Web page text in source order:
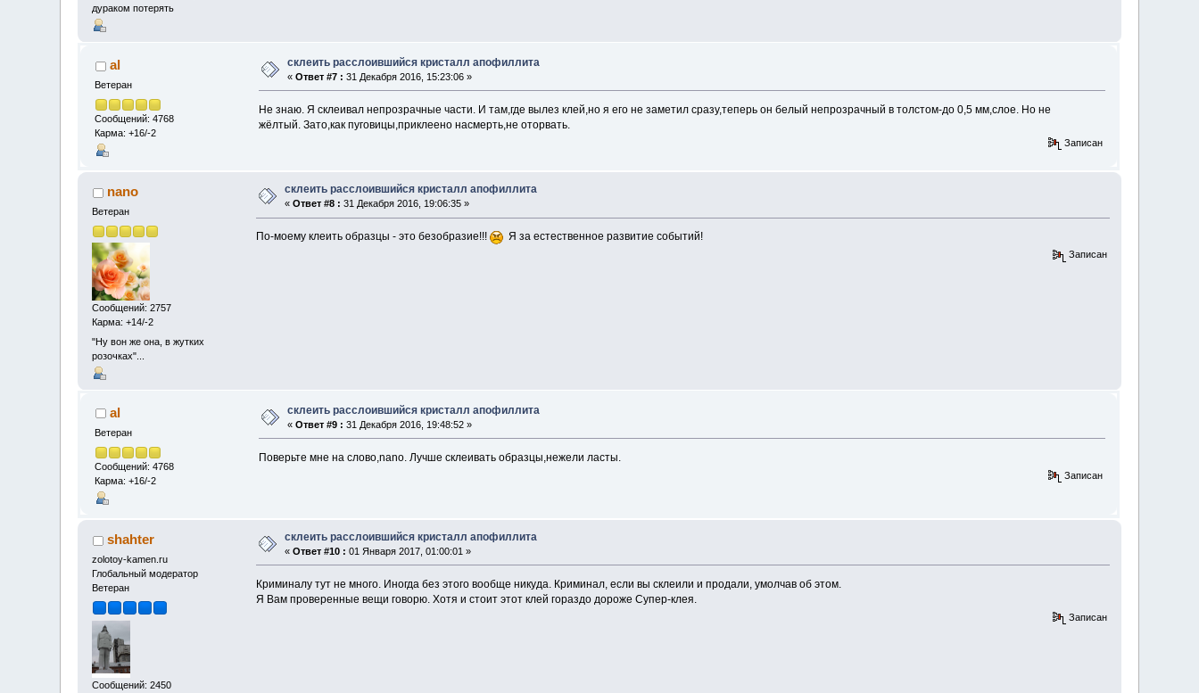
дураком потерять
al
Ветеран
Сообщений: 4768
Карма: +16/-2
склеить расслоившийся кристалл апофиллита
«Ответ #7 : 31 Декабря 2016, 15:23:06 »
Не знаю. Я склеивал непрозрачные части. И там,где вылез клей,но я его не заметил сразу,теперь он белый непрозрачный в толстом-до 0,5 мм,слое. Но не
жёлтый. Зато,как пуговицы,приклеено насмерть,не оторвать.
Записан
nano
Ветеран
Сообщений: 2757
Карма: +14/-2
"Ну вон же она, в жутких
розочках"...
склеить расслоившийся кристалл апофиллита
«Ответ #8 : 31 Декабря 2016, 19:06:35 »
По-моему клеить образцы - это безобразие!!! Я за естественное развитие событий!
Записан
al
Ветеран
Сообщений: 4768
Карма: +16/-2
склеить расслоившийся кристалл апофиллита
«Ответ #9 : 31 Декабря 2016, 19:48:52 »
Поверьте мне на слово,nano. Лучше склеивать образцы,нежели ласты.
Записан
shahter
zolotoy-kamen.ru
Глобальный модератор
Ветеран
Сообщений: 2450
склеить расслоившийся кристалл апофиллита
«Ответ #10 : 01 Января 2017, 01:00:01 »
Криминалу тут не много. Иногда без этого вообще никуда. Криминал, если вы склеили и продали, умолчав об этом.
Я Вам проверенные вещи говорю. Хотя и стоит этот клей гораздо дороже Супер-клея.
Записан